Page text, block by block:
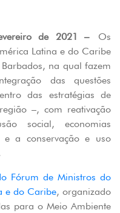
de 2021 – Os
Latina e do Caribe
na qual fazem
das questões
das estratégias de
–, com reativação
social, economias
e a conservação e uso
Fórum de Ministros do
e do Caribe, organizado
para o Meio Ambiente